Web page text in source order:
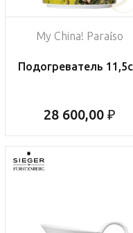
My China! Paraíso
Подогреватель
28 600,00 ₽